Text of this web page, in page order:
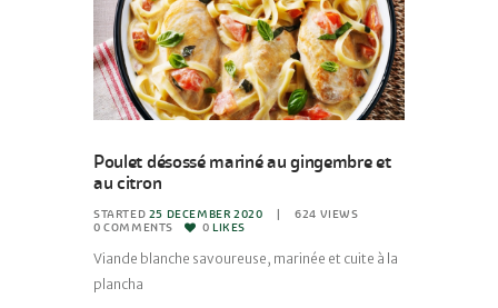
Poulet désossé mariné au gingembre et
au citron
STARTED 25 DECEMBER 2020 624 VIEWS
0 COMMENTS 0 LIKES
Viande blanche savoureuse, marinée et cuite à la
plancha